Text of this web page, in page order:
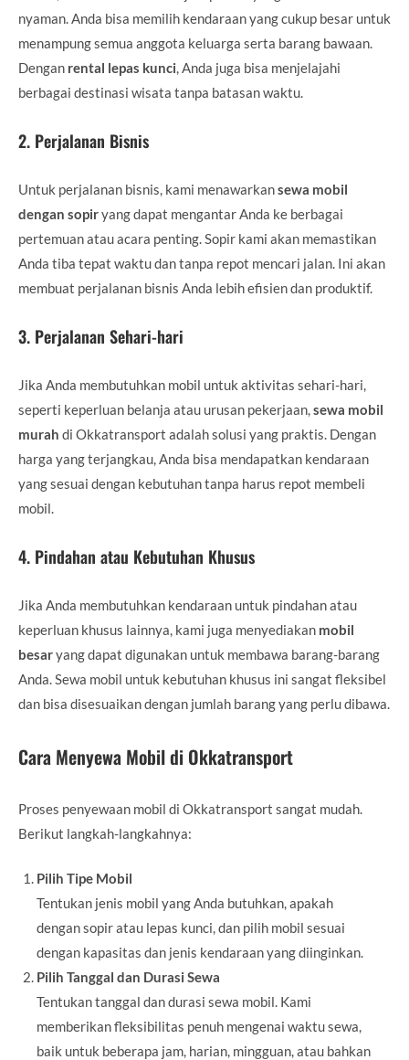
nyaman. Anda bisa memilih kendaraan yang cukup besar untuk
menampung semua anggota keluarga serta barang bawaan.
Dengan rental lepas kunci , Anda juga bisa menjelajahi
berbagai destinasi wisata tanpa batasan waktu.
2. Perjalanan Bisnis
Untuk perjalanan bisnis, kami menawarkansewa mobil
dengan sopiryang dapat mengantar Anda ke berbagai
pertemuan atau acara penting. Sopir kami akan memastikan
Anda tiba tepat waktu dan tanpa repot mencari jalan. Ini akan
membuat perjalanan bisnis Anda lebih efisien dan produktif.
3. Perjalanan Sehari-hari
Jika Anda membutuhkan mobil untuk aktivitas sehari-hari,
seperti keperluan belanja atau urusan pekerjaan, sewa mobil
murah di Okkatransport adalah solusi yang praktis. Dengan
harga yang terjangkau, Anda bisa mendapatkan kendaraan
yang sesuai dengan kebutuhan tanpa harus repot membeli
mobil.
4. Pindahan atau Kebutuhan Khusus
Jika Anda membutuhkan kendaraan untuk pindahan atau
keperluan khusus lainnya, kami juga menyediakan mobil
besaryang dapat digunakan untuk membawa barang-barang
Anda. Sewa mobil untuk kebutuhan khusus ini sangat fleksibel
dan bisa disesuaikan dengan jumlah barang yang perlu dibawa.
Cara Menyewa Mobil di Okkatransport
Proses penyewaan mobil di Okkatransport sangat mudah.
Berikut langkah-langkahnya:
Pilih Tipe Mobil
Tentukan jenis mobil yang Anda butuhkan, apakah
dengan sopir atau lepas kunci, dan pilih mobil sesuai
dengan kapasitas dan jenis kendaraan yang diinginkan.
Pilih Tanggal dan Durasi Sewa
Tentukan tanggal dan durasi sewa mobil. Kami
memberikan fleksibilitas penuh mengenai waktu sewa,
baik untuk beberapa jam, harian, mingguan, atau bahkan